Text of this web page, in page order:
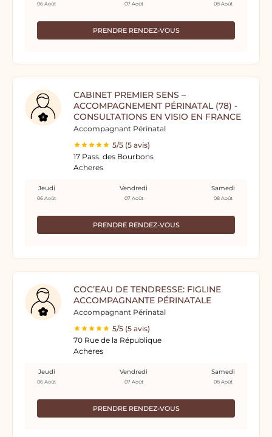
PRENDRE RENDEZ-VOUS
06 Août 07 Août 08 Août
CABINET PREMIER SENS –
ACCOMPAGNEMENT PÉRINATAL (78) -
CONSULTATIONS EN VISIO EN FRANCE
Accompagnant Périnatal
5/5 (5 avis)
17 Pass. des Bourbons
Acheres
PRENDRE RENDEZ-VOUS
Jeudi
06 Août
Vendredi
07 Août
Samedi
08 Août
COC’EAU DE TENDRESSE: FIGLINE
ACCOMPAGNANTE PÉRINATALE
Accompagnant Périnatal
5/5 (5 avis)
70 Rue de la République
Acheres
PRENDRE RENDEZ-VOUS
Jeudi
06 Août
Vendredi
07 Août
Samedi
08 Août